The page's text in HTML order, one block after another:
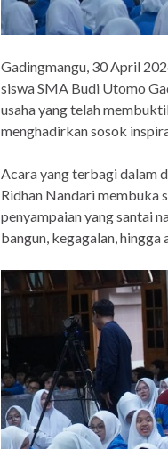
Gadingmangu, 30 April
siswa SMA Budi Utomo
usaha yang telah
menghadirkan sosok
Acara yang terbagi dalam
Ridhan Nandari membuka
penyampaian yang santai
bangun, kegagalan,